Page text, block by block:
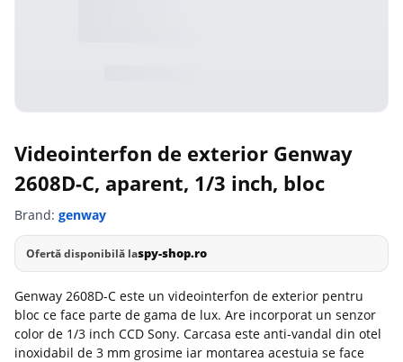
Videointerfon de exterior Genway
2608D-C, aparent, 1/3 inch, bloc
Brand: genway
Ofertă disponibilă laspy-shop.ro
Genway 2608D-C este un videointerfon de exterior pentru
bloc ce face parte de gama de lux. Are incorporat un senzor
color de 1/3 inch CCD Sony. Carcasa este anti-vandal din otel
inoxidabil de 3 mm grosime iar montarea acestuia se face